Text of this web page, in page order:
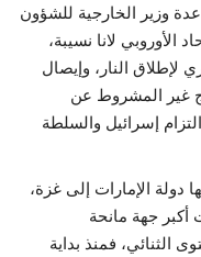
وزير الخارجية ‏للشؤون
‏الأوروبي لانا نسيبة،
النار، وإيصال
غير المشروط عن
إسرائيل والسلطة
الإمارات إلى ‏غزة،
أكبر جهة ‏مانحة
الثنائي، ‏فمنذ بداية